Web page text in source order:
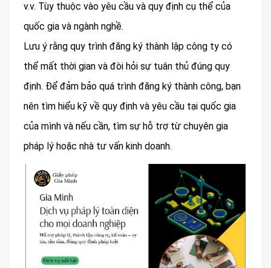
v.v. Tùy thuộc vào yêu cầu và quy định cụ thể của
quốc gia và ngành nghề.
Lưu ý rằng quy trình đăng ký thành lập công ty có
thể mất thời gian và đòi hỏi sự tuân thủ đúng quy
định. Để đảm bảo quá trình đăng ký thành công, bạn
nên tìm hiểu kỹ về quy định và yêu cầu tại quốc gia
của mình và nếu cần, tìm sự hỗ trợ từ chuyên gia
pháp lý hoặc nhà tư vấn kinh doanh.